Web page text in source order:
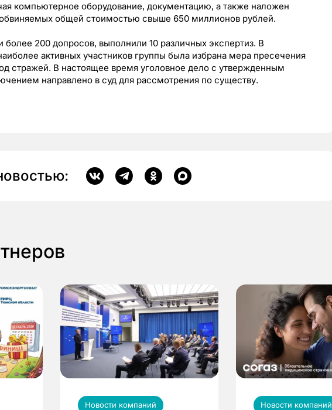
компьютерное оборудование, документацию, а также наложен
общей стоимостью свыше 650 миллионов рублей.
более 200 допросов, выполнили 10 различных экспертиз. В
активных участников группы была избрана мера пресечения
стражей. В настоящее время уголовное дело с утвержденным
направлено в суд для рассмотрения по существу.
Новости компаний Новости компаний